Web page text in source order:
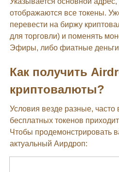
отображаются все токены.
перевести на биржу
для торговли) и поменять
Эфиры, либо фиатные
Как получить
криптовалюты?
Условия везде разные,
бесплатных токенов
Чтобы продемонстрировать
актуальный Аирдроп: